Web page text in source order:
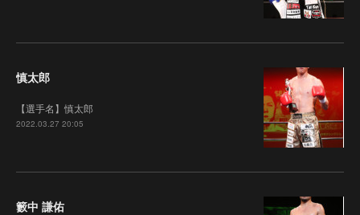
慎太郎
【選手名】慎太郎
2022.03.27 20:05
籔中 謙佑